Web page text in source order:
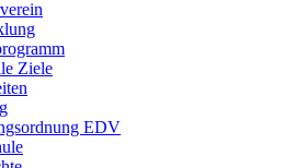
Ziele
EDV